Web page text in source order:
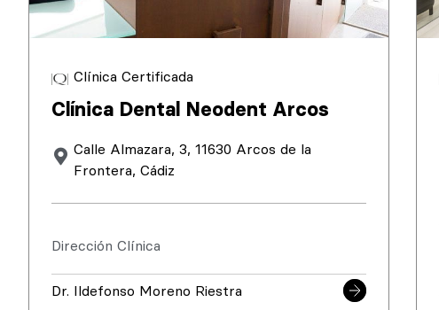
Clínica Certificada
Clínica Dental Neodent Arcos
Calle Almazara, 3, 11630 Arcos de la
Frontera, Cádiz
Dirección Clínica
Dr. Ildefonso Moreno Riestra